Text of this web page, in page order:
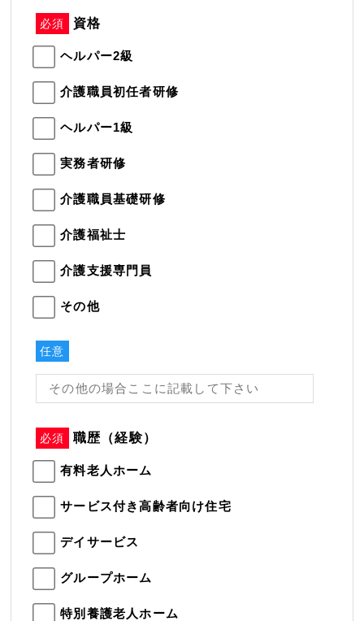
必須 資格
ヘルパー2級
介護職員初任者研修
ヘルパー1級
実務者研修
介護職員基礎研修
介護福祉士
介護支援専門員
その他
任意
必須 職歴（経験）
有料老人ホーム
サービス付き高齢者向け住宅
デイサービス
グループホーム
特別養護老人ホーム